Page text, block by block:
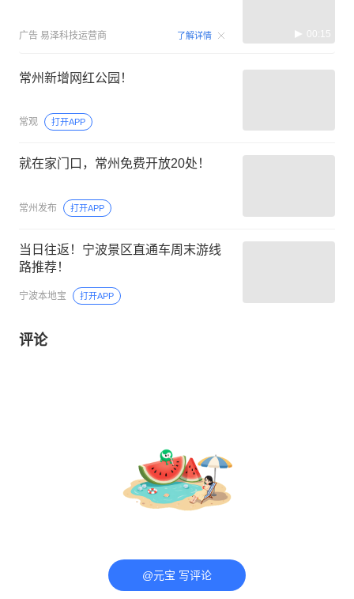
广告 易泽科技运营商 了解详情 00:15
常州新增网红公园！
常观 打开APP
就在家门口，常州免费开放20处！
常州发布 打开APP
当日往返！宁波景区直通车周末游线
路推荐！
宁波本地宝 打开APP
评论
@元宝 写评论